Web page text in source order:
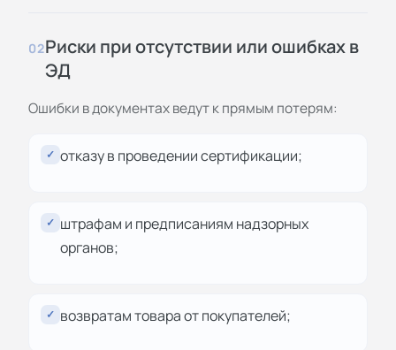
02Риски при отсутствии или ошибках в
ЭД
Ошибки в документах ведут к прямым потерям:
✓ отказу в проведении сертификации;
✓ штрафам и предписаниям надзорных
органов;
✓ возвратам товара от покупателей;